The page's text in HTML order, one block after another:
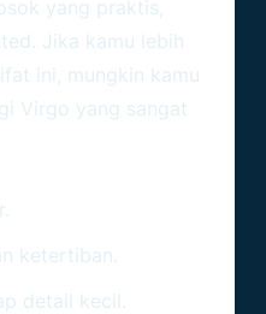
yang praktis,
Jika kamu lebih
ini, mungkin kamu
Virgo yang sangat
ketertiban.
detail kecil.